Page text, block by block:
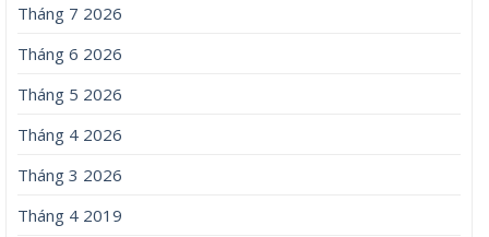
Tháng 7 2026
Tháng 6 2026
Tháng 5 2026
Tháng 4 2026
Tháng 3 2026
Tháng 4 2019